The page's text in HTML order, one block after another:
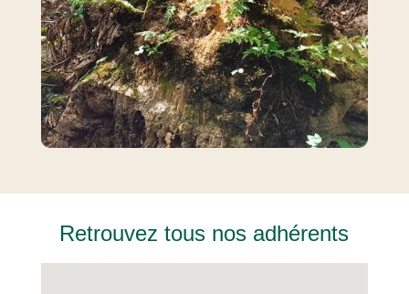
Retrouvez tous nos adhérents